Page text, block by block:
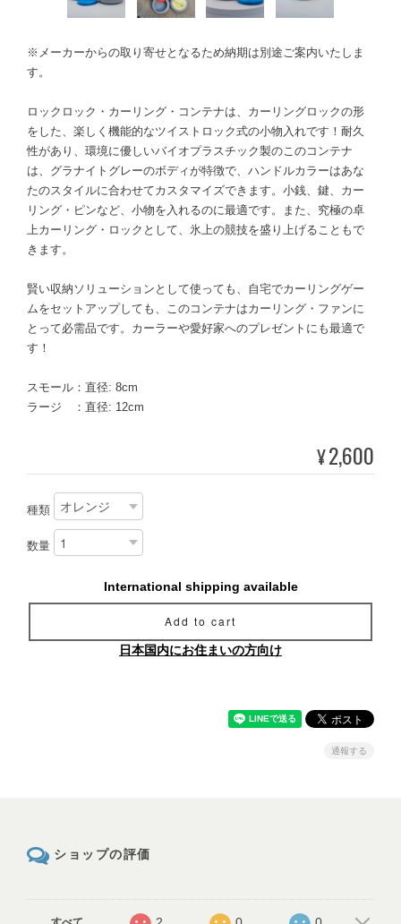
※メーカーからの取り寄せとなるため納期は別途ご案内いたしま
す。
ロックロック・カーリング・コンテナは、カーリングロックの形
をした、楽しく機能的なツイストロック式の小物入れです！耐久
性があり、環境に優しいバイオプラスチック製のこのコンテナ
は、グラナイトグレーのボディが特徴で、ハンドルカラーはあな
たのスタイルに合わせてカスタマイズできます。小銭、鍵、カー
リング・ピンなど、小物を入れるのに最適です。また、究極の卓
上カーリング・ロックとして、氷上の競技を盛り上げることもで
きます。
賢い収納ソリューションとして使っても、自宅でカーリングゲー
ムをセットアップしても、このコンテナはカーリング・ファンに
とって必需品です。カーラーや愛好家へのプレゼントにも最適で
す！
スモール：直径: 8cm
ラージ ：直径: 12cm
¥2,600
種類
数量
International shipping available
Add to cart
日本国内にお住まいの方向け
通報する
ショップの評価